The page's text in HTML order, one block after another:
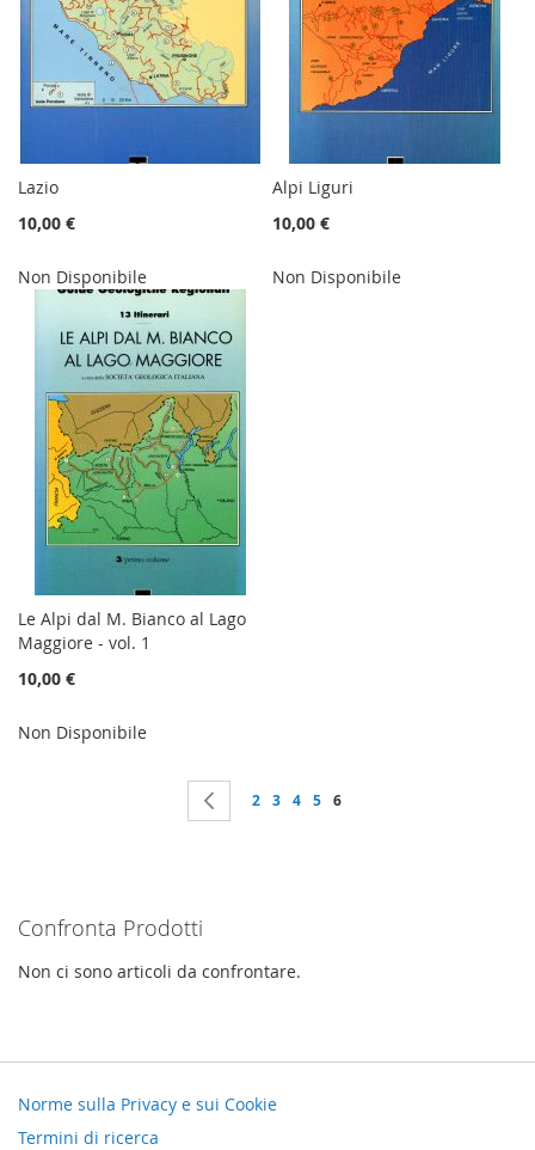
Lazio
10,00 €
Non Disponibile
Alpi Liguri
10,00 €
Non Disponibile
Le Alpi dal M. Bianco al Lago
Maggiore - vol. 1
10,00 €
Non Disponibile
Pagina Pagina
Precedente
Pagina
2 Pagina
3 Pagina
4 Pagina
5 Attualmente stai leggendo
6
Confronta Prodotti
Non ci sono articoli da confrontare.
Norme sulla Privacy e sui Cookie
Termini di ricerca